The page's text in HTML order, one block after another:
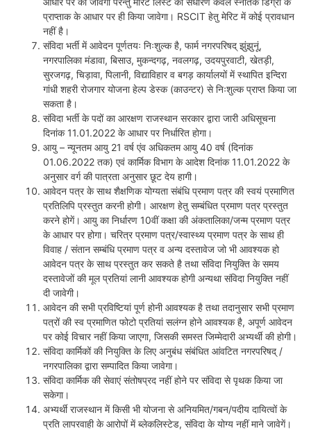
प्राप्ताक के आधार पर ही किया जावेगा। RSCIT हेतु मेरिट में कोई प्रावधान
नहीं है।
संविदा भर्ती में आवेदन पूर्णतयः निःशुल्क है, फार्म नगरपरिषद् झुंझुनूं,
नगरपालिका मंडावा, बिसाउ, मुकन्दगढ़, नवलगढ़, उदयपुरवाटी, खेतड़ी,
सुरजगढ़, चिड़ावा, पिलानी, विद्याविहार व बगड़ कार्यालयों में स्थापित इन्दिरा
गांधी शहरी रोजगार योजना हेल्प डेस्क (काउन्टर) से निःशुल्क प्राप्त किया जा
सकता है।
संविदा भर्ती के पदों का आरक्षण राजस्थान सरकार द्वारा जारी अधिसूचना
दिनांक 11.01.2022 के आधार पर निर्धारित होगा।
आयु – न्यूनतम आयु 21 वर्ष एंव अधिकतम आयु 40 वर्ष (दिनांक
01.06.2022 तक) एवं कार्मिक विभाग के आदेश दिनांक 11.01.2022 के
अनुसार वर्ग की पात्रता अनुसार छूट देय हागी।
आवेदन पत्र के साथ शैक्षणिक योग्यता संबंधि प्रमाण पत्र की स्वयं प्रमाणित
प्रतिलिपि प्रस्तुत करनी होगी। आरक्षण हेतु सम्बंधित प्रमाण पत्र प्रस्तुत
करने होगें। आयु का निर्धारण 10वीं कक्षा की अंकतालिका/जन्म प्रमाण पत्र
के आधार पर होगा। चरित्र प्रमाण पत्र/स्वास्थ्य प्रमाण पत्र के साथ ही
विवाह / संतान सम्बंधि प्रमाण पत्र व अन्य दस्तावेज जो भी आवश्यक हो
आवेदन पत्र के साथ प्रस्तुत कर सकते है तथा संविदा नियुक्ति के समय
दस्तावेजों की मूल प्रतियां लानी आवश्यक होगी अन्यथा संविदा नियुक्ति नहीं
दी जावेगी।
आवेदन की सभी प्रविष्टियां पूर्ण होनी आवश्यक है तथा तदानुसार सभी प्रमाण
पत्रों की स्व प्रमाणित फोटो प्रतियां सलंग्न होने आवश्यक है, अपूर्ण आवेदन
पर कोई विचार नहीं किया जाएगा, जिसकी समस्त जिम्मेदारी अभ्यर्थी की होगी।
संविदा कार्मिकों की नियुक्ति के लिए अनुबंध संबंधित आंवटित नगरपरिषद् /
नगरपालिका द्वारा सम्पादित किया जावेगा।
संविदा कार्मिक की सेवाएं संतोषप्रद नहीं होने पर संविदा से पृथक किया जा
सकेगा।
अभ्यर्थी राजस्थान में किसी भी योजना से अनियमित/गबन/पदीय दायित्वों के
प्रति लापरवाही के आरोपों में ब्लेकलिस्टेड, संविदा के योग्य नहीं माने जावेगें।